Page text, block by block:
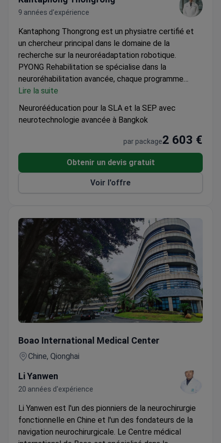
9 années d'expérience
Kantaphong Thongrong est un physiatre certifié et
un chercheur principal dans le domaine de la
recherche sur la neuroréadaptation robotique.
PYONG Rehabilitation se spécialise dans la
neuroréhabilitation avancée, chaque programme
étant personnellement conçu par des spécialistes
de la médecine de réadaptation.
Services inclus :
Consultation avec un neurologue.
Informations sur
L'hébergement et les transferts ne sont
Lire la suite
Neurorééducation pour la SLA et la SEP avec
neurotechnologie avancée à Bangkok
par package2 603 €
Obtenir un devis gratuit
Voir l'offre
Boao International Medical Center
Chine, Qionghai
Li Yanwen
20 années d'expérience
Li Yanwen est l'un des pionniers de la neurochirurgie
fonctionnelle en Chine et l'un des fondateurs de la
navigation neurochirurgicale. Le Centre médical